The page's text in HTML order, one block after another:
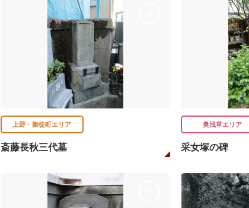
上野・御徒町エリア
斎藤長秋三代墓
奥浅草エリア
采女塚の碑